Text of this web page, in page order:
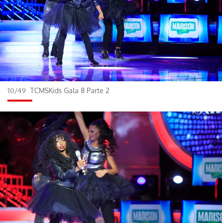
10/49 TCMSKids Gala 8 Parte 2